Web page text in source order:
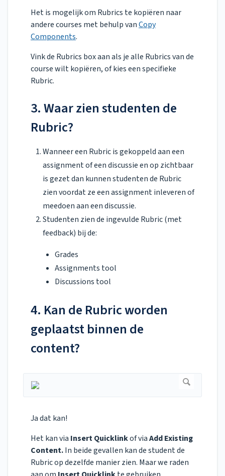
Het is mogelijk om Rubrics te kopiëren naar
andere courses met behulp vanCopy
Components.
Vink de Rubrics box aan als je alle Rubrics van de
course wilt kopiëren, of kies een specifieke
Rubric.
3. Waar zien studenten de
Rubric?
Wanneer een Rubric is gekoppeld aan een
assignment of een discussie en op zichtbaar
is gezet dan kunnen studenten de Rubric
zien voordat ze een assignment inleveren of
meedoen aan een discussie.
Studenten zien de ingevulde Rubric (met
feedback) bij de:
Grades
Assignments tool
Discussions tool
4. Kan de Rubric worden
geplaatst binnen de
content?
Ja dat kan!
Het kan via Insert Quicklinkof viaAdd Existing
Content.In beide gevallen kan de student de
Rubric op dezelfde manier zien. Maar we raden